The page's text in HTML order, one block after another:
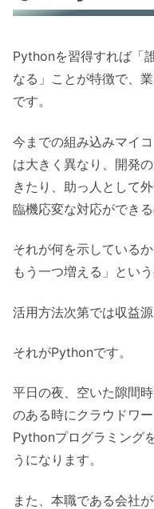
Pythonを習得すれば「
なる」ことが特徴で、
です。
今までの組み込みマイ
は大きく異なり、開発
きたり、助っ人として
臨機応変な対応ができる
それが何を示している
もう一つ増える」という
活用方法次第では収益
それがPythonです。
平日の夜、空いた隙間
のある時にクラウドワ
Pythonプログラミング
うになります。
また、本職である会社